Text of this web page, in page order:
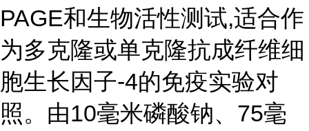
PAGE和生物活性测试,适合作
为多克隆或单克隆抗成纤维细
胞生长因子-4的免疫实验对
照。由10毫米磷酸钠、75毫